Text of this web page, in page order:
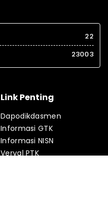
22
23003
Link Penting
Dapodikdasmen
Informasi GTK
Informasi NISN
Verval PTK